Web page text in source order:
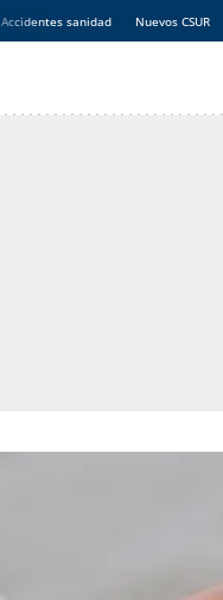
Accidentes sanidad Nuevos CSUR